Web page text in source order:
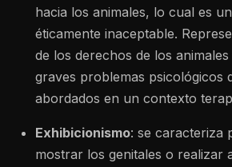
hacia los animales, lo cual es
éticamente inaceptable.
de los derechos de los
graves problemas psicológicos
abordados en un contexto
Exhibicionismo: se caracteriza
mostrar los genitales o realizar